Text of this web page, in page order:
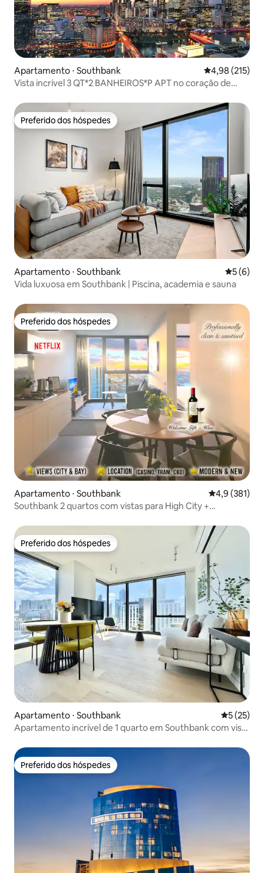
Apartamento ⋅ Southbank 4,98 de uma
4,98 (215)
Vista incrível 3 QT*2 BANHEIROS*P APT no coração de
Preferido dos hóspedes
Preferido dos hóspedes
Apartamento ⋅ Southbank 5 de
5 (6)
Vida luxuosa em Southbank | Piscina, academia e sauna
Preferido dos hóspedes
Preferido dos hóspedes
Apartamento ⋅ Southbank 4,9 de uma
4,9 (381)
Southbank 2 quartos com vistas para High City +
Preferido dos hóspedes
Preferido dos hóspedes
Apartamento ⋅ Southbank 5 de uma
5 (25)
Apartamento incrível de 1 quarto em Southbank com vista
Preferido dos hóspedes
Preferido dos hóspedes